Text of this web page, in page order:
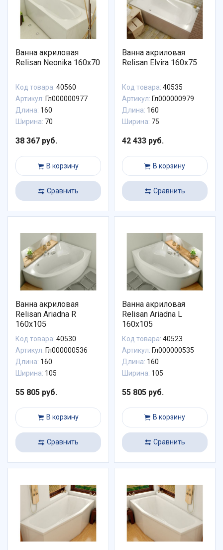
Ванна акриловая
Relisan Neonika 160x70
Код товара: 40560
Артикул: Гл000000977
Длина: 160
Ширина: 70
38 367 руб.
В корзину
Сравнить
Ванна акриловая
Relisan Elvira 160x75
Код товара: 40535
Артикул: Гл000000979
Длина: 160
Ширина: 75
42 433 руб.
В корзину
Сравнить
Ванна акриловая
Relisan Ariadna R
160x105
Код товара: 40530
Артикул: Гл000000536
Длина: 160
Ширина: 105
55 805 руб.
В корзину
Сравнить
Ванна акриловая
Relisan Ariadna L
160x105
Код товара: 40523
Артикул: Гл000000535
Длина: 160
Ширина: 105
55 805 руб.
В корзину
Сравнить